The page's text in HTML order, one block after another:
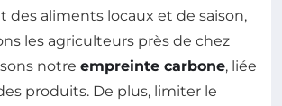
des aliments locaux et de saison,
les agriculteurs près de chez
notre empreinte carbone, liée
produits. De plus, limiter le